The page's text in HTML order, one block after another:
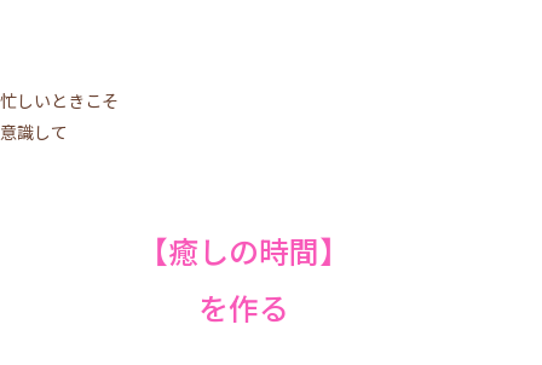
忙しいときこそ
意識して
【癒しの時間】
を作る